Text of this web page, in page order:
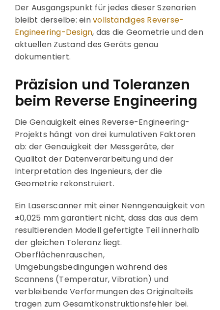
Der Ausgangspunkt für jedes dieser Szenarien
bleibt derselbe: einvollständiges Reverse-
Engineering-Design, das die Geometrie und den
aktuellen Zustand des Geräts genau
dokumentiert.
Präzision und Toleranzen
beim Reverse Engineering
Die Genauigkeit eines Reverse-Engineering-
Projekts hängt von drei kumulativen Faktoren
ab: der Genauigkeit der Messgeräte, der
Qualität der Datenverarbeitung und der
Interpretation des Ingenieurs, der die
Geometrie rekonstruiert.
Ein Laserscanner mit einer Nenngenauigkeit von
±0,025 mm garantiert nicht, dass das aus dem
resultierenden Modell gefertigte Teil innerhalb
der gleichen Toleranz liegt.
Oberflächenrauschen,
Umgebungsbedingungen während des
Scannens (Temperatur, Vibration) und
verbleibende Verformungen des Originalteils
tragen zum Gesamtkonstruktionsfehler bei.